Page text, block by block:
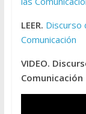
LEER. Discurso
Comunicación
VIDEO.
Comunicación